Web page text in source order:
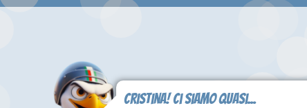
Cristina! ci siamo quasi...